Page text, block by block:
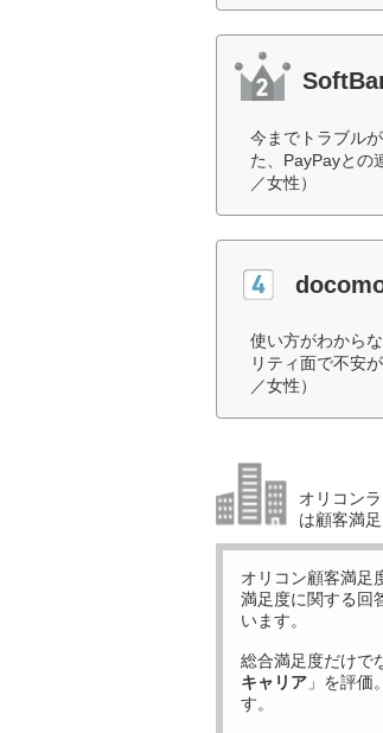
今までトラブル
た、PayPayとの
／女性）
使い方がわから
リティ面で不安
／女性）
オリコン
は顧客満
オリコン顧客満足
満足度に関する回
います。
総合満足度だけで
キャリア 」を評価
す。